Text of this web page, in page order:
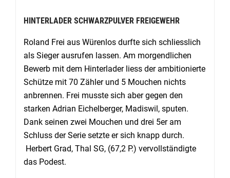
HINTERLADER SCHWARZPULVER FREIGEWEHR
Roland Frei aus Würenlos durfte sich schliesslich
als Sieger ausrufen lassen. Am morgendlichen
Bewerb mit dem Hinterlader liess der ambitionierte
Schütze mit 70 Zähler und 5 Mouchen nichts
anbrennen. Frei musste sich aber gegen den
starken Adrian Eichelberger, Madiswil, sputen.
Dank seinen zwei Mouchen und drei 5er am
Schluss der Serie setzte er sich knapp durch.
Herbert Grad, Thal SG, (67,2 P.) vervollständigte
das Podest.